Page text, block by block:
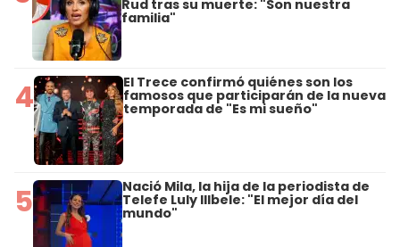
Rud tras su muerte: "Son nuestra
familia"
4 El Trece confirmó quiénes son los
famosos que participarán de la nueva
temporada de "Es mi sueño"
5 Nació Mila, la hija de la periodista de
Telefe Luly Illbele: "El mejor día del
mundo"